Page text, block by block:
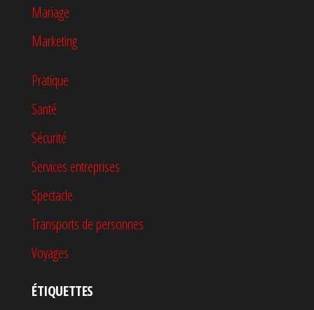
Mariage
Marketing
Pratique
Santé
Sécurité
Services entreprises
Spectacle
Transports de personnes
Voyages
ÉTIQUETTES